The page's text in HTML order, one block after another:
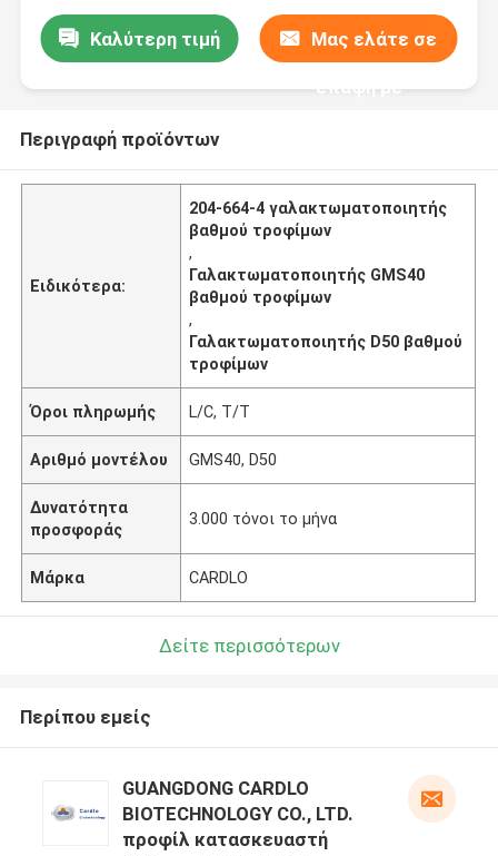
Καλύτερη τιμή Μας ελάτε σε
επαφή με
Περιγραφή προϊόντων
Ειδικότερα:
204-664-4 γαλακτωματοποιητής
βαθμού τροφίμων
,
Γαλακτωματοποιητής GMS40
βαθμού τροφίμων
,
Γαλακτωματοποιητής D50 βαθμού
τροφίμων
Όροι πληρωμής L/C, T/T
Αριθμό μοντέλου GMS40, D50
Δυνατότητα
προσφοράς
3.000 τόνοι το μήνα
Μάρκα CARDLO
Δείτε περισσότερων
Περίπου εμείς
GUANGDONG CARDLO
BIOTECHNOLOGY CO., LTD.
προφίλ κατασκευαστή